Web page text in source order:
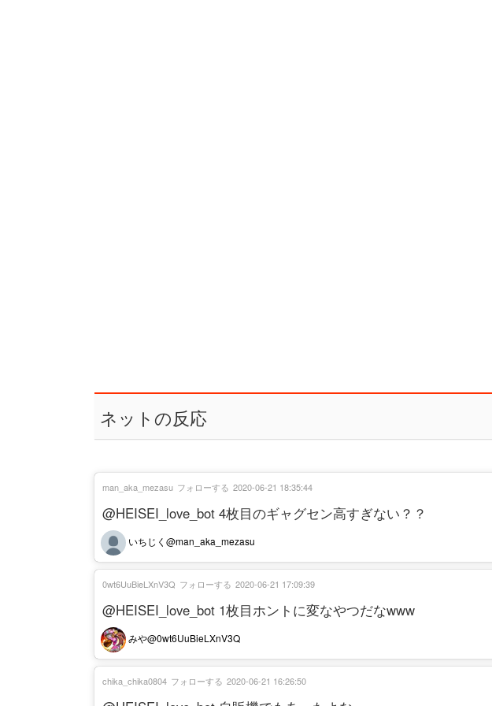
ネットの反応
@HEISEI_love_bot 4枚目のギャグセン高すぎない？？
いちじく@man_aka_mezasu
man_aka_mezasu フォローする 2020-06-21 18:35:44
@HEISEI_love_bot 1枚目ホントに変なやつだなwww
みや@0wt6UuBieLXnV3Q
0wt6UuBieLXnV3Q フォローする 2020-06-21 17:09:39
chika_chika0804 フォローする 2020-06-21 16:26:50